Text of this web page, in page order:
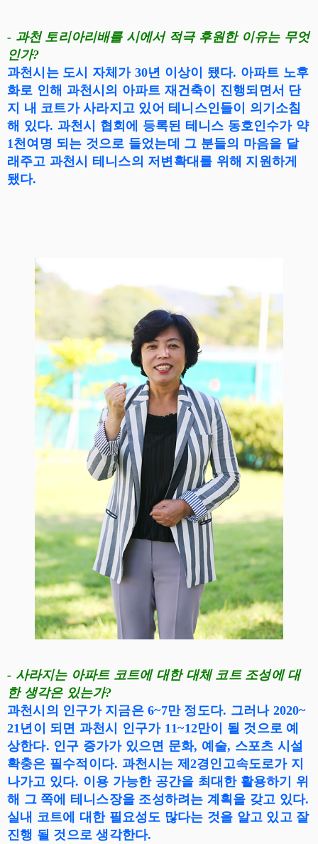
- 과천 토리아리배를 시에서 적극 후원한 이유는 무엇
인가?
과천시는 도시 자체가 30년 이상이 됐다. 아파트 노후
화로 인해 과천시의 아파트 재건축이 진행되면서 단
지 내 코트가 사라지고 있어 테니스인들이 의기소침
해 있다. 과천시 협회에 등록된 테니스 동호인수가 약
1천여명 되는 것으로 들었는데 그 분들의 마음을 달
래주고 과천시 테니스의 저변확대를 위해 지원하게
됐다.
- 사라지는 아파트 코트에 대한 대체 코트 조성에 대
한 생각은 있는가?
과천시의 인구가 지금은 6~7만 정도다. 그러나 2020~
21년이 되면 과천시 인구가 11~12만이 될 것으로 예
상한다. 인구 증가가 있으면 문화, 예술, 스포츠 시설
확충은 필수적이다. 과천시는 제2경인고속도로가 지
나가고 있다. 이용 가능한 공간을 최대한 활용하기 위
해 그 쪽에 테니스장을 조성하려는 계획을 갖고 있다.
실내 코트에 대한 필요성도 많다는 것을 알고 있고 잘
진행 될 것으로 생각한다.